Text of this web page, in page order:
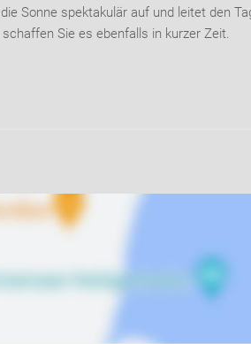
Sonne spektakulär auf und leitet den
Sie es ebenfalls in kurzer Zeit.